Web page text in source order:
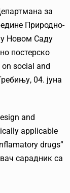
за
Природно-
у Новом Саду
постерско
social and
04. јуна
and
applicable
drugs”
сарадник са